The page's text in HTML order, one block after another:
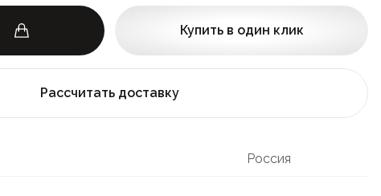
Купить в один клик
Рассчитать доставку
Россия